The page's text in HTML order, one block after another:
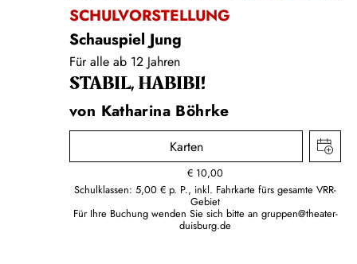
SCHULVORSTELLUNG
Schauspiel Jung
Für alle ab 12 Jahren
STABIL, HABIBI!
von Katharina Böhrke
Karten
€ 10,00
Schulklassen: 5,00 € p. P., inkl. Fahrkarte fürs gesamte VRR-
Gebiet
Für Ihre Buchung wenden Sie sich bitte an gruppen@theater-
duisburg.de